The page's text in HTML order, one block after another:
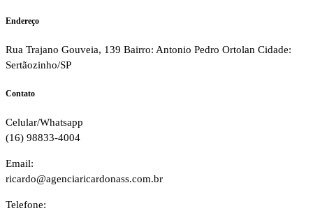
Endereço
Rua Trajano Gouveia, 139 Bairro: Antonio Pedro Ortolan Cidade:
Sertãozinho/SP
Contato
Celular/Whatsapp
(16) 98833-4004
Email:
ricardo@agenciaricardonass.com.br
Telefone: